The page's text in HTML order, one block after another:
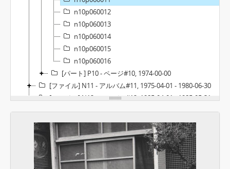
n10p060012
n10p060013
n10p060014
n10p060015
n10p060016
[パート] P10 - ページ#10, 1974-00-00
[ファイル] N11 - アルバム#11, 1975-04-01 - 1980-06-30
[ファイル] N12 - アルバム#12, 1985-04-01 - 1985-05-31
[ファイル] N27 - アルバム#27, 1992-00-00
[ファイル] N28 - アルバム#28, 1993-00-00